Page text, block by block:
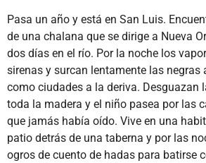
Pasa un año y está en San Luis.
de una chalana que se dirige a Nueva
dos días en el río. Por la noche los
sirenas y surcan lentamente las
como ciudades a la deriva. Desguazan
toda la madera y el niño pasea por las
que jamás había oído. Vive en una
patio detrás de una taberna y por las
ogros de cuento de hadas para batirse